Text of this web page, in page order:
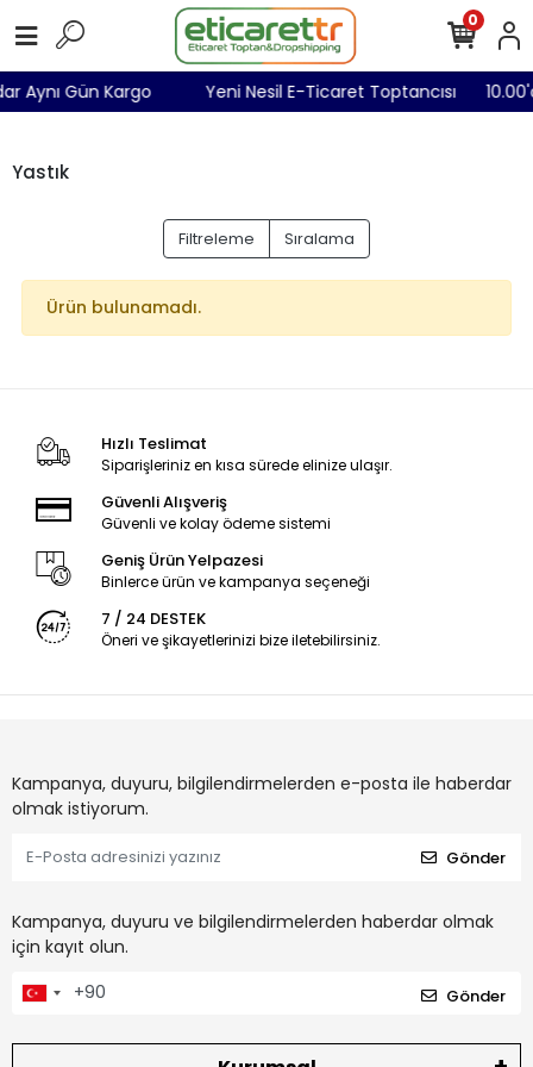
Aynı Gün Kargo Yeni Nesil E-Ticaret Toptancısı
0
Yastık
Filtreleme Sıralama
Ürün bulunamadı.
Hızlı Teslimat
Siparişleriniz en kısa sürede elinize ulaşır.
Güvenli Alışveriş
Güvenli ve kolay ödeme sistemi
Geniş Ürün Yelpazesi
Binlerce ürün ve kampanya seçeneği
7 / 24 DESTEK
Öneri ve şikayetlerinizi bize iletebilirsiniz.
Kampanya, duyuru, bilgilendirmelerden e-posta ile haberdar
olmak istiyorum.
Gönder
Kampanya, duyuru ve bilgilendirmelerden haberdar olmak
için kayıt olun.
Gönder